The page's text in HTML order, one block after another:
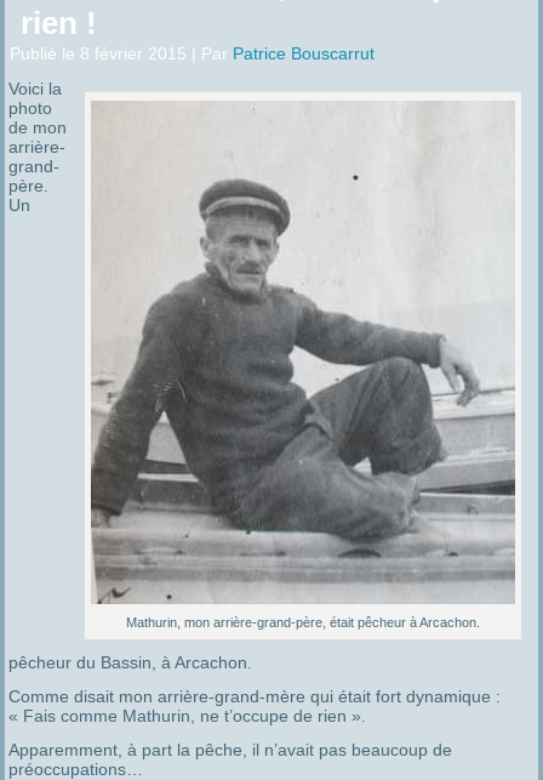
rien !
Publié le 8 février 2015 | Par Patrice Bouscarrut
Mathurin, mon arrière-grand-père, était pêcheur à Arcachon.
Voici la
photo
de mon
arrière-
grand-
père.
Un
pêcheur du Bassin, à Arcachon.
Comme disait mon arrière-grand-mère qui était fort dynamique :
« Fais comme Mathurin, ne t’occupe de rien ».
Apparemment, à part la pêche, il n’avait pas beaucoup de
préoccupations…